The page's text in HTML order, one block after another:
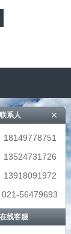
联系人
18149778751
13524731726
13918091972
021-56479693
在线客服